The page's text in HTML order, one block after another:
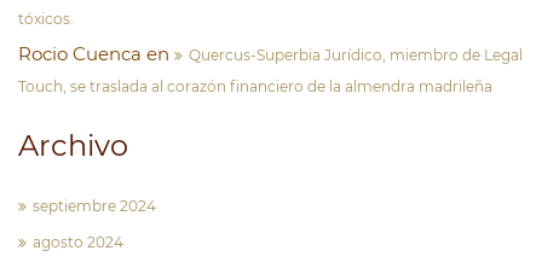
tóxicos.
Rocio Cuenca en
Quercus-Superbia Jurídico, miembro de Legal
Touch, se traslada al corazón financiero de la almendra madrileña
Archivo
septiembre 2024
agosto 2024